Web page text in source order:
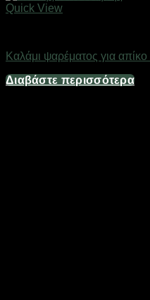
Quick View
Καλάμι ψαρέματος για
Διαβάστε περισσότερα